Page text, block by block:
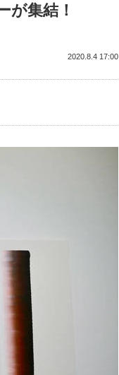
が集結！
2020.8.4 17:00